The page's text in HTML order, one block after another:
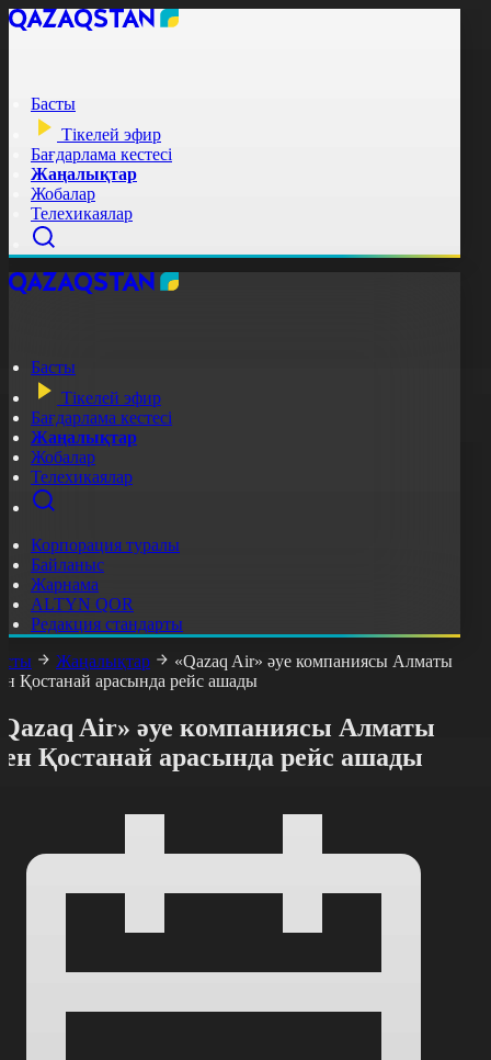
Басты
Тікелей эфир
Бағдарлама кестесі
Жаңалықтар
Жобалар
Телехикаялар
Басты
Тікелей эфир
Бағдарлама кестесі
Жаңалықтар
Жобалар
Телехикаялар
Корпорация туралы
Байланыс
Жарнама
ALTYN QOR
Редакция стандарты
Жаңалықтар
«Qazaq Air» әуе компаниясы Алматы
Қостанай арасында рейс ашады
Air» әуе компаниясы Алматы
Қостанай арасында рейс ашады